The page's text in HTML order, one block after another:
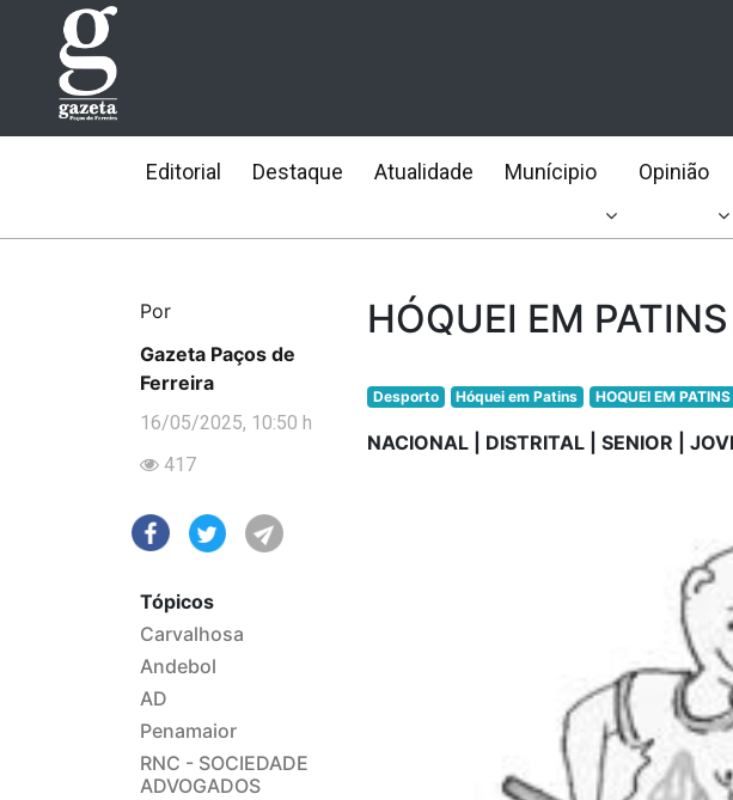
Editorial Destaque Atualidade Munícipio Opinião
Por
Gazeta Paços de
Ferreira
16/05/2025, 10:50 h
417
Tópicos
Carvalhosa
Andebol
AD
Penamaior
RNC - SOCIEDADE
ADVOGADOS
HÓQUEI EM
Desporto Hóquei em Patins HOQUEI EM PATINS
NACIONAL | DISTRITAL | SENIOR |